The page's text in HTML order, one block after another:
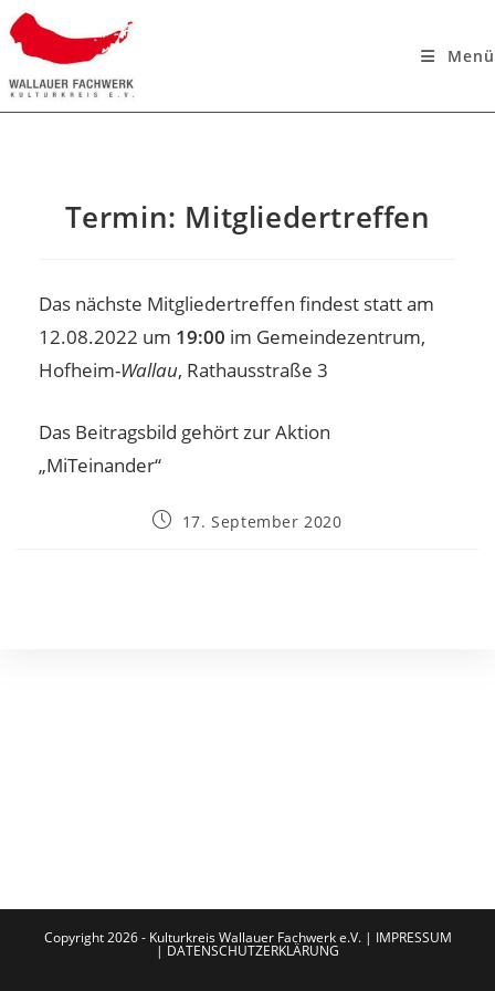
Menü
Termin: Mitgliedertreffen
Das nächste Mitgliedertreffen findest statt am
12.08.2022 um 19:00 im Gemeindezentrum,
Hofheim-Wallau, Rathausstraße 3
Das Beitragsbild gehört zur Aktion
„MiTeinander“
17. September 2020
Copyright 2026 - Kulturkreis Wallauer Fachwerk e.V. | IMPRESSUM
| DATENSCHUTZERKLÄRUNG